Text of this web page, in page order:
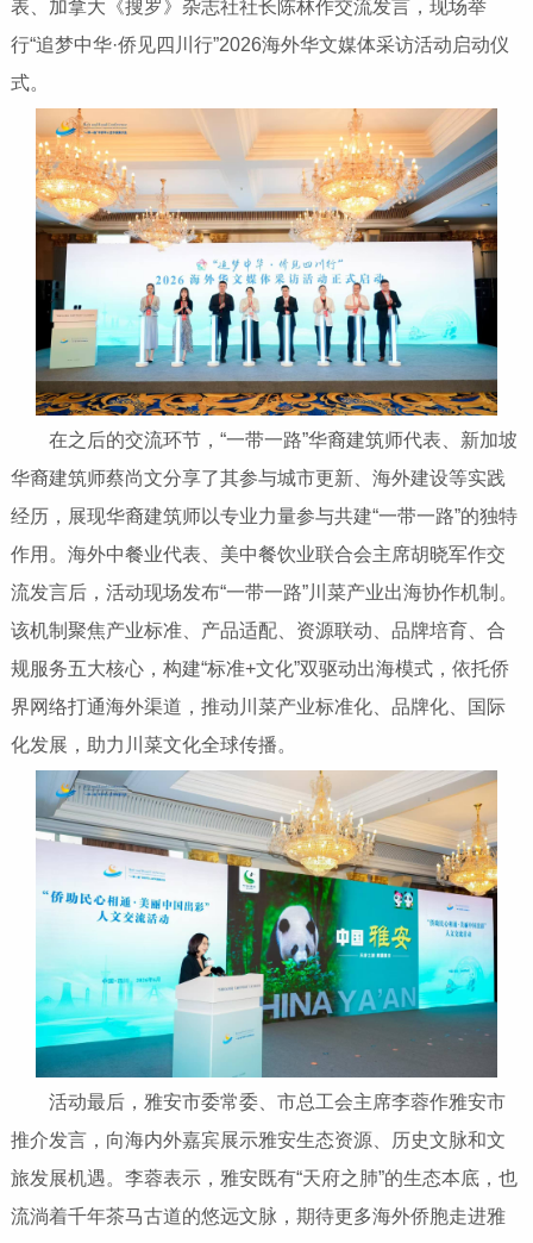
表、加拿大《搜罗》杂志社社长陈林作交流发言，现场举
行“追梦中华·侨见四川行”2026海外华文媒体采访活动启动仪
式。
在之后的交流环节，“一带一路”华裔建筑师代表、新加坡
华裔建筑师蔡尚文分享了其参与城市更新、海外建设等实践
经历，展现华裔建筑师以专业力量参与共建“一带一路”的独特
作用。海外中餐业代表、美中餐饮业联合会主席胡晓军作交
流发言后，活动现场发布“一带一路”川菜产业出海协作机制。
该机制聚焦产业标准、产品适配、资源联动、品牌培育、合
规服务五大核心，构建“标准+文化”双驱动出海模式，依托侨
界网络打通海外渠道，推动川菜产业标准化、品牌化、国际
化发展，助力川菜文化全球传播。
活动最后，雅安市委常委、市总工会主席李蓉作雅安市
推介发言，向海内外嘉宾展示雅安生态资源、历史文脉和文
旅发展机遇。李蓉表示，雅安既有“天府之肺”的生态本底，也
流淌着千年茶马古道的悠远文脉，期待更多海外侨胞走进雅